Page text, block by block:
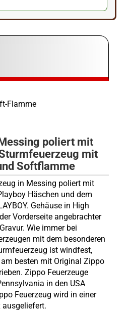
poliert mit
mit
Softflamme
in Messing poliert mit
Häschen und dem
Gehäuse in High
Vorderseite angebrachter
Wie immer bei
mit dem besonderen
ist windfest,
besten mit Original Zippo
Zippo Feuerzeuge
in den USA
Feuerzeug wird in einer
ausgeliefert.